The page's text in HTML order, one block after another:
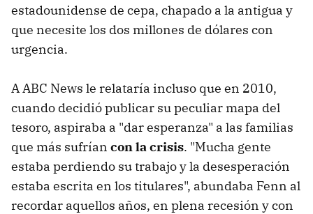
estadounidense de cepa, chapado a la antigua y
que necesite los dos millones de dólares con
urgencia.
A ABC News le relataría incluso que en 2010,
cuando decidió publicar su peculiar mapa del
tesoro, aspiraba a "dar esperanza" a las familias
que más sufrían con la crisis. "Mucha gente
estaba perdiendo su trabajo y la desesperación
estaba escrita en los titulares", abundaba Fenn al
recordar aquellos años, en plena recesión y con